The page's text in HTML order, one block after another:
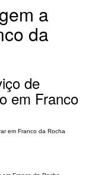
a
da
de
em Franco
em Franco da Rocha